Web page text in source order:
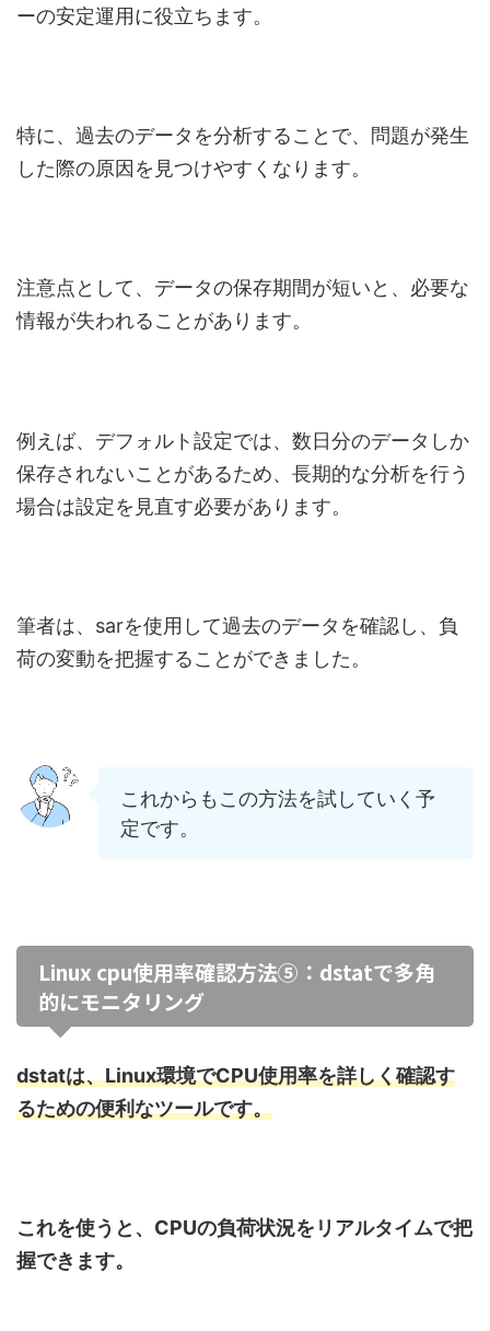
ーの安定運用に役立ちます。
特に、過去のデータを分析することで、問題が発生
した際の原因を見つけやすくなります。
注意点として、データの保存期間が短いと、必要な
情報が失われることがあります。
例えば、デフォルト設定では、数日分のデータしか
保存されないことがあるため、長期的な分析を行う
場合は設定を見直す必要があります。
筆者は、sarを使用して過去のデータを確認し、負
荷の変動を把握することができました。
これからもこの方法を試していく予
定です。
Linux cpu使用率確認方法⑤：dstatで多角
的にモニタリング
dstatは、Linux環境でCPU使用率を詳しく確認す
るための便利なツールです。
これを使うと、CPUの負荷状況をリアルタイムで把
握できます。